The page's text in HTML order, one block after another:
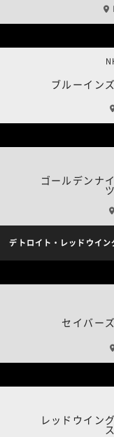
ブルーインズ
ゴールデンナイ
ツ
デトロイト・レッドウイン
セイバーズ
レッドウイング
ス